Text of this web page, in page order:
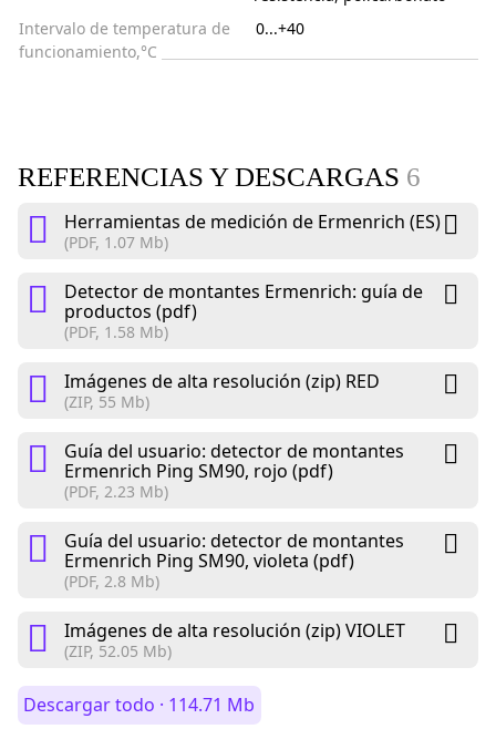
Intervalo de temperatura de
funcionamiento,°C
0...+40
REFERENCIAS Y DESCARGAS 6
Herramientas de medición de Ermenrich (ES)
(PDF, 1.07 Mb)
Detector de montantes Ermenrich: guía de
productos (pdf)
(PDF, 1.58 Mb)
Imágenes de alta resolución (zip) RED
(ZIP, 55 Mb)
Guía del usuario: detector de montantes
Ermenrich Ping SM90, rojo (pdf)
(PDF, 2.23 Mb)
Guía del usuario: detector de montantes
Ermenrich Ping SM90, violeta (pdf)
(PDF, 2.8 Mb)
Imágenes de alta resolución (zip) VIOLET
(ZIP, 52.05 Mb)
Descargar todo · 114.71 Mb